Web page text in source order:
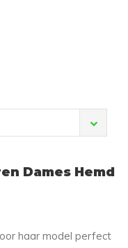
Dames Hemd
haar model perfect